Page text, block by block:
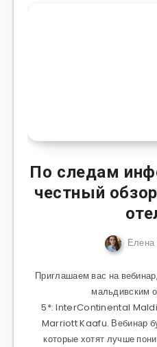
По следам
честный
Елена
Приглашаем вас на
мальдивским
5*: InterContinental
Marriott Kaafu. Вебинар
которые хотят лучше